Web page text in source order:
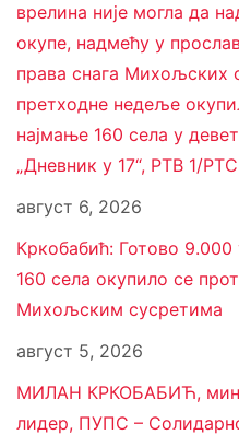
врелина није могла да
окупе, надмећу у
права снага Михољских
претходне недеље
најмање 160 села у
„Дневник у 17“, РТВ 1/РТС
август 6, 2026
Кркобабић: Готово
160 села окупило се
Михољским сусретима
август 5, 2026
МИЛАН КРКОБАБИЋ,
лидер, ПУПС –